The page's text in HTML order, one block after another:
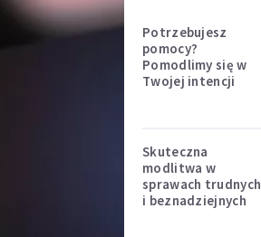
Potrzebujesz
pomocy?
Pomodlimy się w
Twojej intencji
Skuteczna
modlitwa w
sprawach trudnych
i beznadziejnych